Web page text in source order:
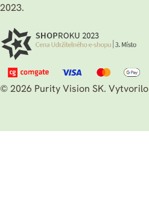
2023.
© 2026 Purity Vision SK. Vytvorilo